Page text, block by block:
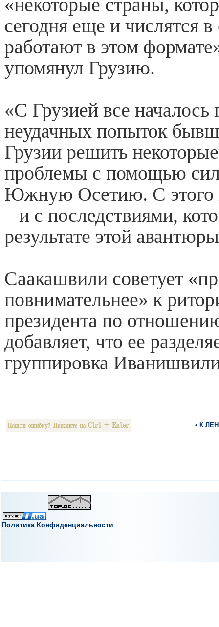
«некоторые страны,
сегодня еще и числятся
работают в этом
упомянул Грузию.
«С Грузией все началось
неудачных попыток
Грузии решить
проблемы с помощью
Южную Осетию. С этого
– и с последствиями,
результате этой
Саакашвили советует
повнимательнее» к
президента по
добавляет, что ее
группировка
• К
Политика Конфиденциальности